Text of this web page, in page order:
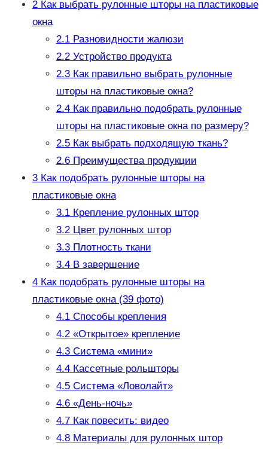
2Как выбрать рулонные шторы на пластиковые
окна
2.1Разновидности жалюзи
2.2Устройство продукта
2.3Как правильно выбрать рулонные
шторы на пластиковые окна?
2.4Как правильно подобрать рулонные
шторы на пластиковые окна по размеру?
2.5Как выбрать подходящую ткань?
2.6Преимущества продукции
3Как подобрать рулонные шторы на
пластиковые окна
3.1Крепление рулонных штор
3.2Цвет рулонных штор
3.3Плотность ткани
3.4В завершение
4Как подобрать рулонные шторы на
пластиковые окна (39 фото)
4.1Способы крепления
4.2«Открытое» крепление
4.3Система «мини»
4.4Кассетные рольшторы
4.5Система «Ловолайт»
4.6«День-ночь»
4.7Как повесить: видео
4.8Материалы для рулонных штор